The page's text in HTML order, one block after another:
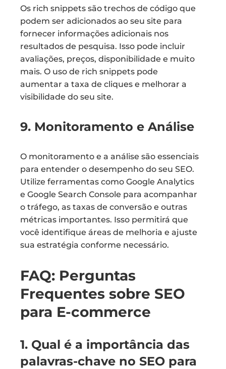
Os rich snippets são trechos de código que
podem ser adicionados ao seu site para
fornecer informações adicionais nos
resultados de pesquisa. Isso pode incluir
avaliações, preços, disponibilidade e muito
mais. O uso de rich snippets pode
aumentar a taxa de cliques e melhorar a
visibilidade do seu site.
9. Monitoramento e Análise
O monitoramento e a análise são essenciais
para entender o desempenho do seu SEO.
Utilize ferramentas como Google Analytics
e Google Search Console para acompanhar
o tráfego, as taxas de conversão e outras
métricas importantes. Isso permitirá que
você identifique áreas de melhoria e ajuste
sua estratégia conforme necessário.
FAQ: Perguntas
Frequentes sobre SEO
para E-commerce
1. Qual é a importância das
palavras-chave no SEO para